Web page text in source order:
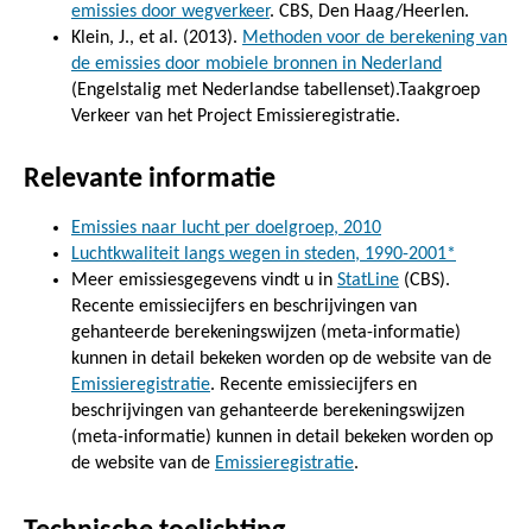
emissies door wegverkeer. CBS, Den Haag/Heerlen.
Klein, J., et al. (2013). Methoden voor de berekening van
de emissies door mobiele bronnen in Nederland
(Engelstalig met Nederlandse tabellenset).Taakgroep
Verkeer van het Project Emissieregistratie.
Relevante informatie
Emissies naar lucht per doelgroep, 2010
Luchtkwaliteit langs wegen in steden, 1990-2001*
Meer emissiesgegevens vindt u in StatLine (CBS).
Recente emissiecijfers en beschrijvingen van
gehanteerde berekeningswijzen (meta-informatie)
kunnen in detail bekeken worden op de website van de
Emissieregistratie. Recente emissiecijfers en
beschrijvingen van gehanteerde berekeningswijzen
(meta-informatie) kunnen in detail bekeken worden op
de website van de Emissieregistratie.